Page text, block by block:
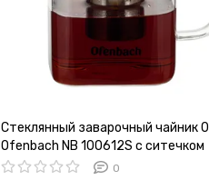
Стеклянный заварочный чайник
Ofenbach NB 100612S с ситечком
0